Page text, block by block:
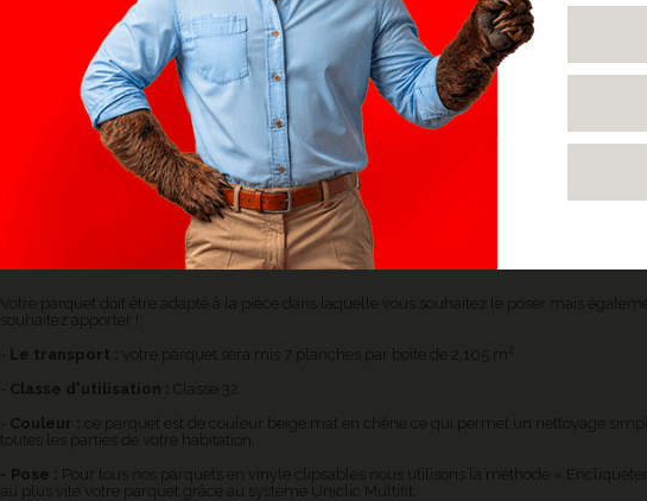
POURQUOI VOUS ADOREREZ LE SOL EN VINYLE...
- Un aspect naturel :le parquet a un aspect qui reste extra-mate pour un confort optimal.
- Une grande durabilité : l'entretien reste simple avec un seul produit grâce à la
protection complète.
- Etanche, doux et silencieux :l'étancheité reste le principal avantage du vinyle, plus
vous pouvez le poser dans votre salle de bains.
- Rapide et facile à poser :il est facile et rapide à poser grâce à la technologie Uniclic
sera plus un secret pour vous.
CARACTÉRISTIQUES CHENE CANYON BRUN CLAIR AVEC TRAITS DE
Votre parquet doit être adapté à la pièce dans laquelle vous souhaitez le poser mais
souhaitez apporter !
Le transport :
votre parquet sera mis 7 planches par boîte de 2,105 m².
Classe d'utilisation :
Couleur :
ce parquet est de couleur beige mat en chêne ce qui permet un nettoyage
toutes les parties de votre habitation.
- Pose :
Pour tous nos parquets en vinyle clipsables nous utilisons la méthode «
au plus vite votre parquet grâce au système Uniclic Multifit.